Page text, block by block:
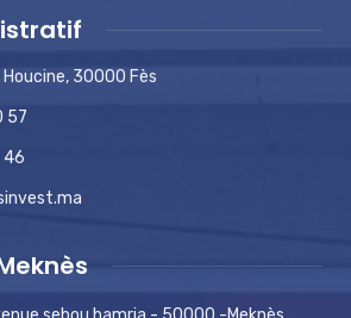
30000 Fès
57
46